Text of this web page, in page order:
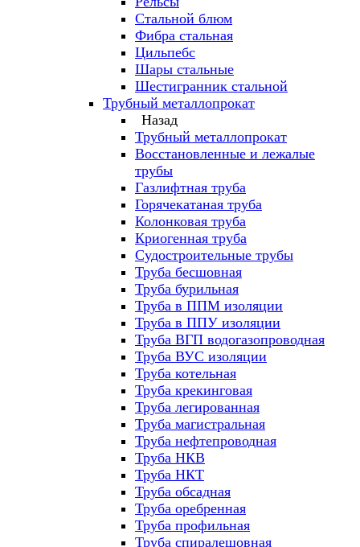
Стальной блюм
Фибра стальная
Цильпебс
Шары стальные
Шестигранник стальной
Трубный металлопрокат
Назад
Трубный металлопрокат
Восстановленные и лежалые
трубы
Газлифтная труба
Горячекатаная труба
Колонковая труба
Криогенная труба
Судостроительные трубы
Труба бесшовная
Труба бурильная
Труба в ППМ изоляции
Труба в ППУ изоляции
Труба ВГП водогазопроводная
Труба ВУС изоляции
Труба котельная
Труба крекинговая
Труба легированная
Труба магистральная
Труба нефтепроводная
Труба НКВ
Труба НКТ
Труба обсадная
Труба оребренная
Труба профильная
Труба спиралешовная